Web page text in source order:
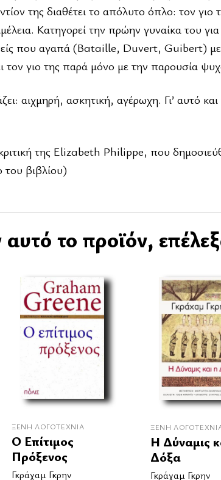
της διαθέτει το απόλυτο όπλο: τον γιο
Κατηγορεί την πρώην γυναίκα του
που αγαπά (Bataille, Duvert, Guibert)
τον γιο της παρά μόνο με την παρουσία
αιχμηρή, ασκητική, αγέρωχη. Γι’ αυτό
της Elizabeth Philippe, που
βιβλίου)
το προϊόν,
ΞΈΝΗ ΛΟΓΟΤΕΧΝΊΑ
Ο Επίτιμος
Πρόξενος
Γκράχαμ Γκρην
ΞΈΝΗ
Η Δύναμις
Δόξα
Γκράχαμ Γκρην